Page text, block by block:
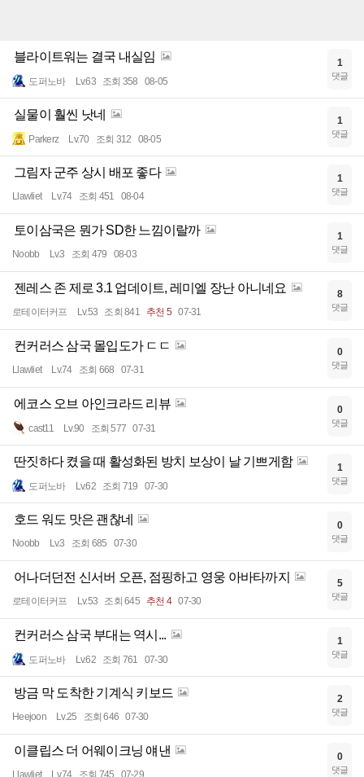
블라이트워는 결국 내실임
도퍼노바 Lv.63 조회 358 08-05
1
댓글
실물이 훨씬 낫네
Parkerz Lv.70 조회 312 08-05
1
댓글
그림자 군주 상시 배포 좋다
Llawliet Lv.74 조회 451 08-04
1
댓글
토이삼국은 뭔가 SD한 느낌이랄까
Noobb Lv.3 조회 479 08-03
1
댓글
젠레스 존 제로 3.1 업데이트, 레미엘 장난 아니네요
로테이터커프 Lv.53 조회 841 추천 5 07-31
8
댓글
컨커러스 삼국 몰입도가 ㄷㄷ
Llawliet Lv.74 조회 668 07-31
0
댓글
에코스 오브 아인크라드 리뷰
cast11 Lv.90 조회 577 07-31
0
댓글
딴짓하다 켰을 때 활성화된 방치 보상이 날 기쁘게함
도퍼노바 Lv.62 조회 719 07-30
1
댓글
호드 워도 맛은 괜찮네
Noobb Lv.3 조회 685 07-30
0
댓글
어나더던전 신서버 오픈, 점핑하고 영웅 아바타까지
로테이터커프 Lv.53 조회 645 추천 4 07-30
5
댓글
컨커러스 삼국 부대는 역시...
도퍼노바 Lv.62 조회 761 07-30
1
댓글
방금 막 도착한 기계식 키보드
Heejoon Lv.25 조회 646 07-30
2
댓글
이클립스 더 어웨이크닝 얘낸 0
댓글